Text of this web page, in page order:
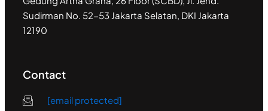
Sudirman No. 52-53 Jakarta Selatan, DKI Jakarta
12190
Contact
[email protected]